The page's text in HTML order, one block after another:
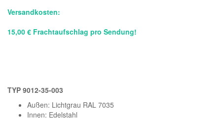
Versandkosten:
15,00 € Frachtaufschlag pro Sendung!
TYP 9012-35-003
Außen: Lichtgrau RAL 7035
Innen: Edelstahl